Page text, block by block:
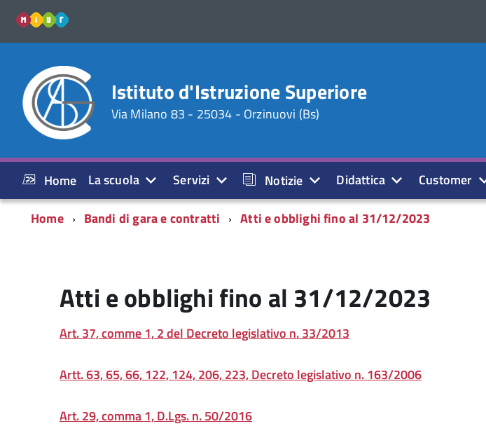
Istituto d'Istruzione Superiore
Via Milano 83 - 25034 - Orzinuovi (Bs)
Home La scuola Servizi Notizie Didattica Customer
Home Bandi di gara e contratti Atti e obblighi fino al 31/12/2023
Atti e obblighi fino al 31/12/2023
Art. 37, comme 1, 2 del Decreto legislativo n. 33/2013
Artt. 63, 65, 66, 122, 124, 206, 223, Decreto legislativo n. 163/2006
Art. 29, comma 1, D.Lgs. n. 50/2016